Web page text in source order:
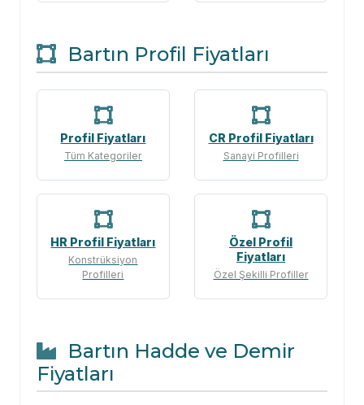
Bartın Profil Fiyatları
Profil Fiyatları
Tüm Kategoriler
CR Profil Fiyatları
Sanayi Profilleri
HR Profil Fiyatları
Konstrüksiyon
Profilleri
Özel Profil
Fiyatları
Özel Şekilli Profiller
Bartın Hadde ve Demir
Fiyatları